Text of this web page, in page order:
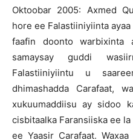
Oktoobar 2005: Axmed
hore ee Falastiiniyiinta
faafin doonto warbixinta
samaysay guddi
Falastiiniyiintu u
dhimashadda Carafaat,
xukuumaddiisu ay sidoo
cisbitaalka Faransiiska ee
ee Yaasir Carafaat.